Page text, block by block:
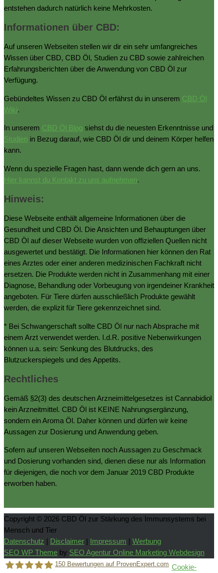
entstehen dadurch natürlich keine Mehrkosten.
Informationen über CBD:
Auf unseren Webseiten stellen wir dir ein sehr umfangreiches
Wissen über CBD, CBD Öl, Studien zu CBD sowie zahlreichen
Erfahrungsberichten über die Anwendung von CBD Öl zur
Verfügung.
Gebündeltes Wissen zu CBD Öl erfährst du in unserem CBD Öl
Wiki.
In unserem CBD Öl Blog siehst du die neuesten Erkenntnisse und
Studien in Bezug darauf, wie CBD Öl dir und deinem Körper helfen
kann.
Wenn du spezielle Fragen hast, dann wende dich gern an uns.
Hier kannst du Kontakt zu uns aufnehmen.
Hinweis:
Diese Webseite enthält allgemeine Informationen über die
Gesundheit und CBD Öl. Die Ansichten und Behauptungen über
CBD Öl auf dieser Webseite wurden von offiziellen Quellen nicht
ausgewertet und bestätigt. Die Informationen hier können den Rat
eines Arztes oder einer anderen medizinischen Fachkraft nicht
ersetzen. Die Produkte werden nicht in Zusammenhang mit einer
Diagnose, Behandlung oder Vorbeugung von irgendeiner Krankheit
angeboten. Für Tiere dürfen ausschließlich Produkte gewählt
werden, die explizit für Tiere gekennzeichnet sind.
* Bei Schwangerschaft sollte CBD Öl nur nach Absprache mit
einem Arzt verwendet werden. I.d.R. positive Nebenwirkungen
können u.a. sein: Senkung des Blutdrucks, des
Blutzuckerspiegels und des Appetits.
Rechtliches
Gemäß §2(3) des deutschen Arzneimittelgesetzes ist Cannabidiol
kein Arzneitmittel. CBD Öl ist KEINE Nahrungsergänzung,
sondern ein Aroma Öl. Daher können und dürfen wir keine
Aussagen zur Dosierung und Anwendung geben.
Sofern auf unseren Webseiten noch Aussagen zu Geschmack
und Dosierung vorhanden sind, dienen diese nur als Information
für diejenigen, die noch vor dem Januar 2019 CBD Produkte
erworben haben.
Copyright © 2026 CBD Öl zur Stärkung des Immunsystems bei
Mensch und Tier
Datenschutz
Disclaimer Impressum
Werbung
SEO WP Theme by SEO Agentur Online Marketing Webdesign
150 Bewertungen auf ProvenExpert.com Cookie-